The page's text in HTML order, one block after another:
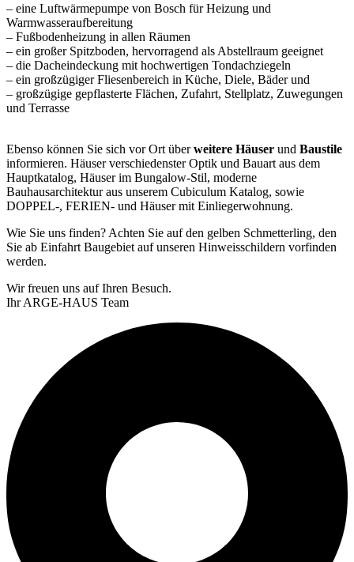
– eine Luftwärmepumpe von Bosch für Heizung und
Warmwasseraufbereitung
– Fußbodenheizung in allen Räumen
– ein großer Spitzboden, hervorragend als Abstellraum geeignet
– die Dacheindeckung mit hochwertigen Tondachziegeln
– ein großzügiger Fliesenbereich in Küche, Diele, Bäder und
– großzügige gepflasterte Flächen, Zufahrt, Stellplatz, Zuwegungen
und Terrasse
Ebenso können Sie sich vor Ort überweitere Häuser und Baustile
informieren. Häuser verschiedenster Optik und Bauart aus dem
Hauptkatalog, Häuser im Bungalow-Stil, moderne
Bauhausarchitektur aus unserem Cubiculum Katalog, sowie
DOPPEL-, FERIEN- und Häuser mit Einliegerwohnung.
Wie Sie uns finden? Achten Sie auf den gelben Schmetterling, den
Sie ab Einfahrt Baugebiet auf unseren Hinweisschildern vorfinden
werden.
Wir freuen uns auf Ihren Besuch.
Ihr ARGE-HAUS Team